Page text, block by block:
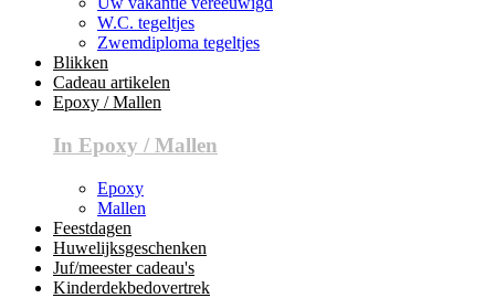
W.C. tegeltjes
Zwemdiploma tegeltjes
Blikken
Cadeau artikelen
Epoxy / Mallen
In Epoxy / Mallen
Epoxy
Mallen
Feestdagen
Huwelijksgeschenken
Juf/meester cadeau's
Kinderdekbedovertrek